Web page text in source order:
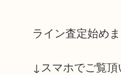
ライン査定始め
↓スマホでご覧